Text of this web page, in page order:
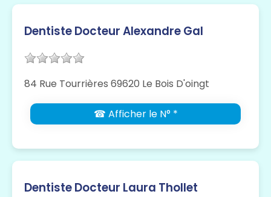
Dentiste Docteur Alexandre Gal
84 Rue Tourrières 69620 Le Bois D'oingt
☎ Afficher le N° *
Dentiste Docteur Laura Thollet